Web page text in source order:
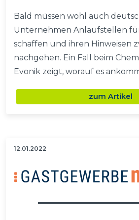
Bald müssen wohl auch
Unternehmen Anlaufstellen
schaffen und ihren Hinweisen
nachgehen. Ein Fall beim
Evonik zeigt, worauf es
zum Artikel
12.01.2022